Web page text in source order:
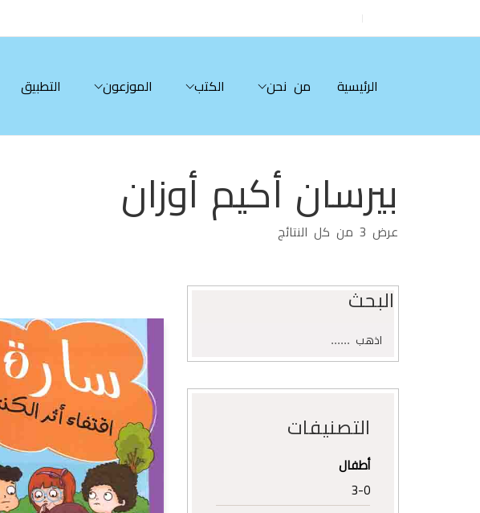
الرئيسية من نحن الكتب الموزعون التطبيق
بيرسان أكيم أوزان
عرض ⁦3⁩ من كل النتائج
الأحدث
البحث
البحث
عن:
اذهب
التصنيفات
أطفال
3-0